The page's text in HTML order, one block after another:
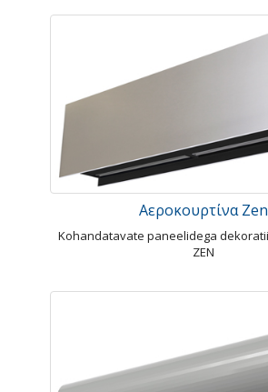
Αεροκουρτίνα Zen
Kohandatavate paneelidega
ZEN